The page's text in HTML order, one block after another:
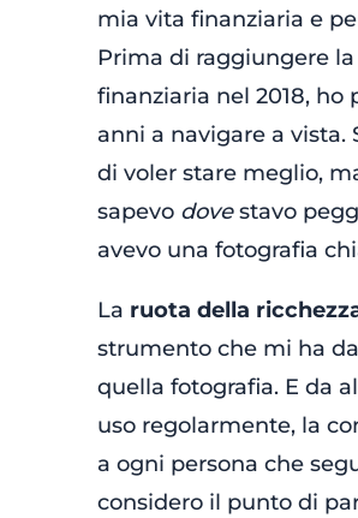
mia vita finanziaria e
Prima di raggiungere
finanziaria nel 2018, ho
anni a navigare a vista.
di voler stare meglio,
sapevo dovestavo
avevo una fotografia
La ruota della
strumento che mi ha
quella fotografia. E da
uso regolarmente, la
a ogni persona che
considero il punto di